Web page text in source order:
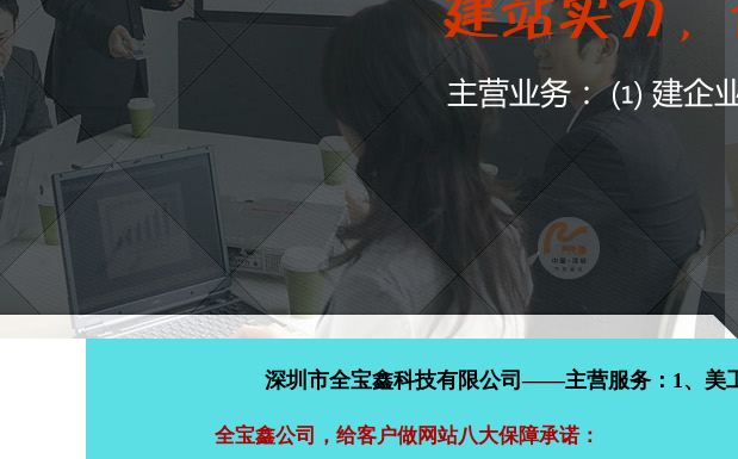
深圳市全宝鑫科技有限公司——主营服务：1、美
全宝鑫公司，给客户做网站八大保障承诺：